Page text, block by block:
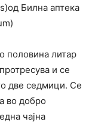
Билна аптека
половина литар
и се
две седмици. Се
во добро
чајна